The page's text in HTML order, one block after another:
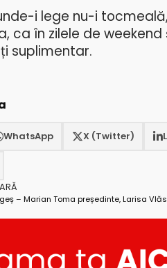
i lege nu-i
ca în zilele de
suplimentar.
WhatsApp X (Twitter)